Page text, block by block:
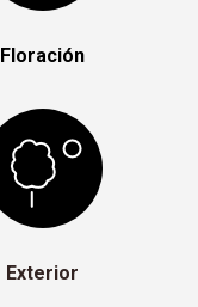
Floración
Exterior